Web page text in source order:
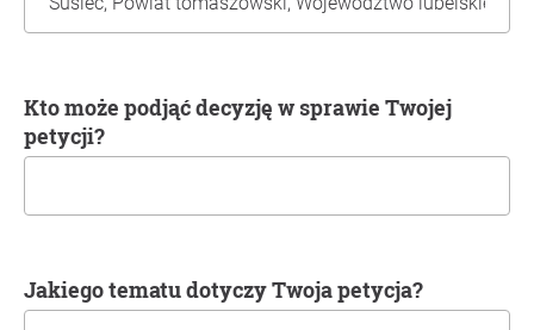
Kto może podjąć decyzję w sprawie Twojej
petycji?
Jakiego tematu dotyczy Twoja petycja?